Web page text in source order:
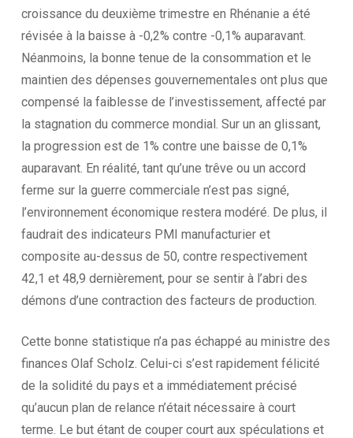
croissance du deuxième trimestre en Rhénanie a été
révisée à la baisse à -0,2% contre -0,1% auparavant.
Néanmoins, la bonne tenue de la consommation et le
maintien des dépenses gouvernementales ont plus que
compensé la faiblesse de l’investissement, affecté par
la stagnation du commerce mondial. Sur un an glissant,
la progression est de 1% contre une baisse de 0,1%
auparavant. En réalité, tant qu’une trêve ou un accord
ferme sur la guerre commerciale n’est pas signé,
l’environnement économique restera modéré. De plus, il
faudrait des indicateurs PMI manufacturier et
composite au-dessus de 50, contre respectivement
42,1 et 48,9 dernièrement, pour se sentir à l’abri des
démons d’une contraction des facteurs de production.
Cette bonne statistique n’a pas échappé au ministre des
finances Olaf Scholz. Celui-ci s’est rapidement félicité
de la solidité du pays et a immédiatement précisé
qu’aucun plan de relance n’était nécessaire à court
terme. Le but étant de couper court aux spéculations et